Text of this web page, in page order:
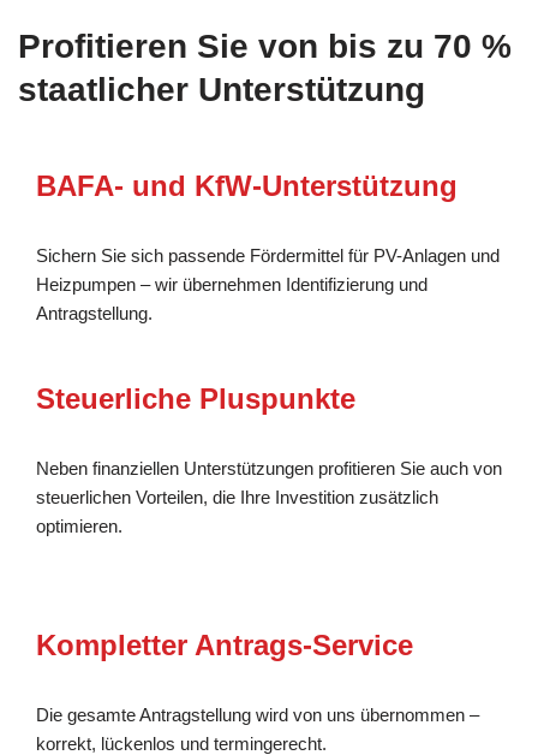
Profitieren Sie von bis zu 70 %
staatlicher Unterstützung
BAFA- und KfW-Unterstützung
Sichern Sie sich passende Fördermittel für PV-Anlagen und
Heizpumpen – wir übernehmen Identifizierung und
Antragstellung.
Steuerliche Pluspunkte
Neben finanziellen Unterstützungen profitieren Sie auch von
steuerlichen Vorteilen, die Ihre Investition zusätzlich
optimieren.
Kompletter Antrags-Service
Die gesamte Antragstellung wird von uns übernommen –
korrekt, lückenlos und termingerecht.